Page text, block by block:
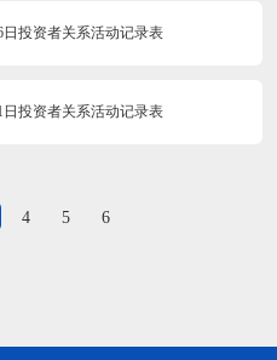
日投资者关系活动记录表
日投资者关系活动记录表
4 5 6